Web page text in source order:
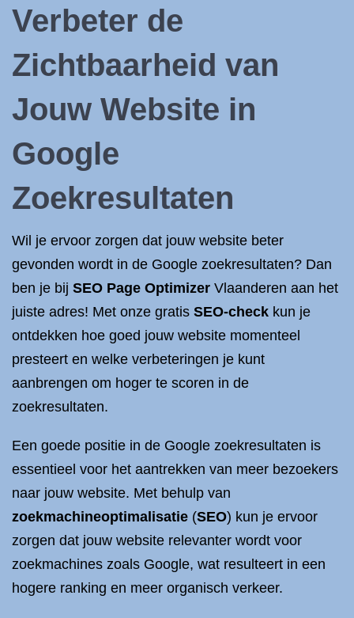
Verbeter de
Zichtbaarheid van
Jouw Website in
Google
Zoekresultaten
Wil je ervoor zorgen dat jouw website beter
gevonden wordt in de Google zoekresultaten? Dan
ben je bij SEO Page Optimizer Vlaanderen aan het
juiste adres! Met onze gratis SEO-check kun je
ontdekken hoe goed jouw website momenteel
presteert en welke verbeteringen je kunt
aanbrengen om hoger te scoren in de
zoekresultaten.
Een goede positie in de Google zoekresultaten is
essentieel voor het aantrekken van meer bezoekers
naar jouw website. Met behulp van
zoekmachineoptimalisatie (SEO) kun je ervoor
zorgen dat jouw website relevanter wordt voor
zoekmachines zoals Google, wat resulteert in een
hogere ranking en meer organisch verkeer.